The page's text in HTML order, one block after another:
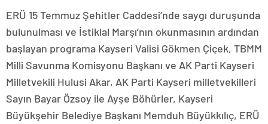
ERÜ 15 Temmuz Şehitler Caddesi’nde saygı duruşunda
bulunulması ve İstiklal Marşı’nın okunmasının ardından
başlayan programa Kayseri Valisi Gökmen Çiçek, TBMM
Milli Savunma Komisyonu Başkanı ve AK Parti Kayseri
Milletvekili Hulusi Akar, AK Parti Kayseri milletvekilleri
Sayın Bayar Özsoy ile Ayşe Böhürler, Kayseri
Büyükşehir Belediye Başkanı Memduh Büyükkılıç, ERÜ